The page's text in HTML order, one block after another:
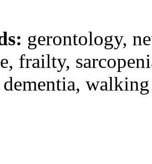
gerontology,
frailty,